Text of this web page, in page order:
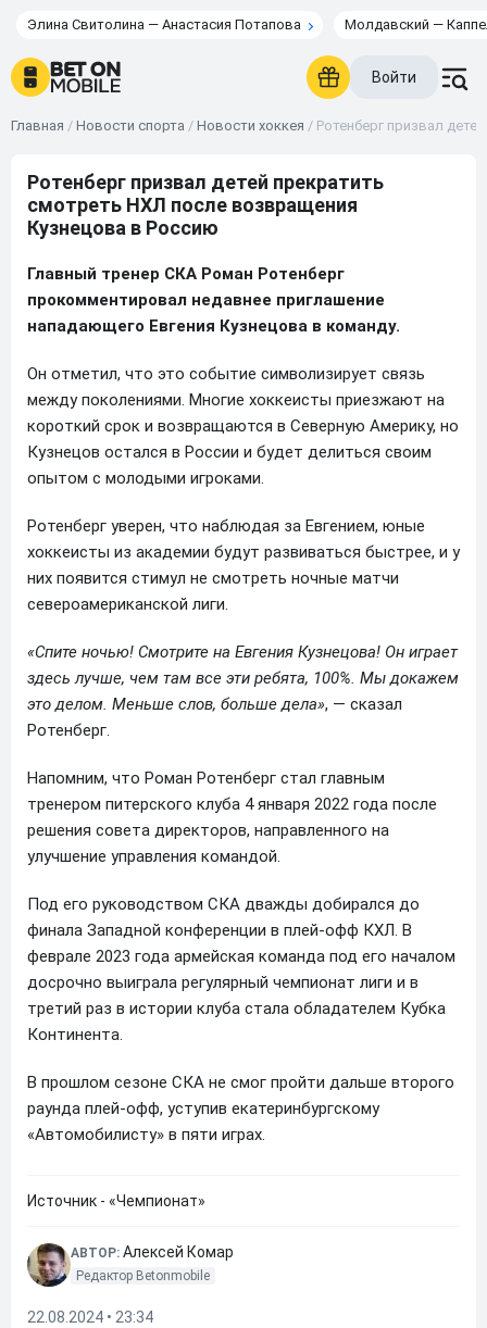
Элина Свитолина — Анастасия Потапова Молдавский —
Войти
Главная / Новости спорта / Новости хоккея / Ротенберг призвал
Ротенберг призвал детей прекратить
смотреть НХЛ после возвращения
Кузнецова в Россию
Главный тренер СКА Роман Ротенберг
прокомментировал недавнее приглашение
нападающего Евгения Кузнецова в команду.
Он отметил, что это событие символизирует связь
между поколениями. Многие хоккеисты приезжают на
короткий срок и возвращаются в Северную Америку, но
Кузнецов остался в России и будет делиться своим
опытом с молодыми игроками.
Ротенберг уверен, что наблюдая за Евгением, юные
хоккеисты из академии будут развиваться быстрее, и у
них появится стимул не смотреть ночные матчи
североамериканской лиги.
«Спите ночью! Смотрите на Евгения Кузнецова! Он играет
здесь лучше, чем там все эти ребята, 100%. Мы докажем
это делом. Меньше слов, больше дела», — сказал
Ротенберг.
Напомним, что Роман Ротенберг стал главным
тренером питерского клуба 4 января 2022 года после
решения совета директоров, направленного на
улучшение управления командой.
Под его руководством СКА дважды добирался до
финала Западной конференции в плей-офф КХЛ. В
феврале 2023 года армейская команда под его началом
досрочно выиграла регулярный чемпионат лиги и в
третий раз в истории клуба стала обладателем Кубка
Континента.
В прошлом сезоне СКА не смог пройти дальше второго
раунда плей-офф, уступив екатеринбургскому
«Автомобилисту» в пяти играх.
Источник - «Чемпионат»
АВТОР: Алексей Комар
Редактор Betonmobile
22.08.2024 • 23:34